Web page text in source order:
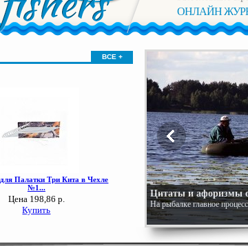
ОНЛАЙН
ВСЕ +
Цитаты и афоризмы
На рыбалке главное